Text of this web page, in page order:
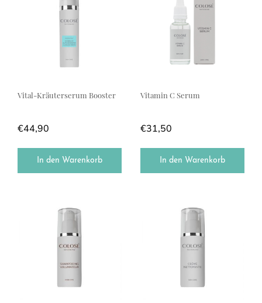
Vital-Kräuterserum Booster
€44,90
In den Warenkorb
Vitamin C Serum
€31,50
In den Warenkorb